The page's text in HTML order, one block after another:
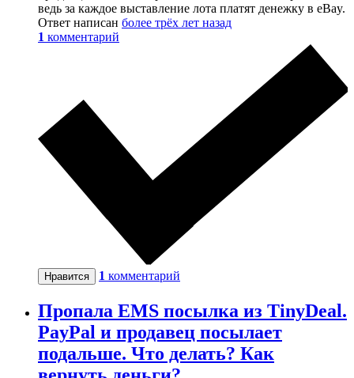
ведь за каждое выставление лота платят денежку в eBay.
Ответ написан более трёх лет назад
1 комментарий
Нравится 1 комментарий
Пропала EMS посылка из TinyDeal.
PayPal и продавец посылает
подальше. Что делать? Как